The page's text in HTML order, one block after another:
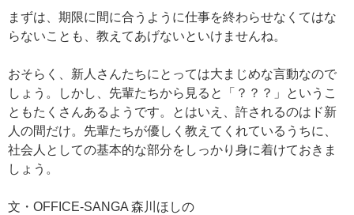
まずは、期限に間に合うように仕事を終わらせなくてはな
らないことも、教えてあげないといけませんね。
おそらく、新人さんたちにとっては大まじめな言動なので
しょう。しかし、先輩たちから見ると「？？？」というこ
ともたくさんあるようです。とはいえ、許されるのはド新
人の間だけ。先輩たちが優しく教えてくれているうちに、
社会人としての基本的な部分をしっかり身に着けておきま
しょう。
文・OFFICE-SANGA 森川ほしの